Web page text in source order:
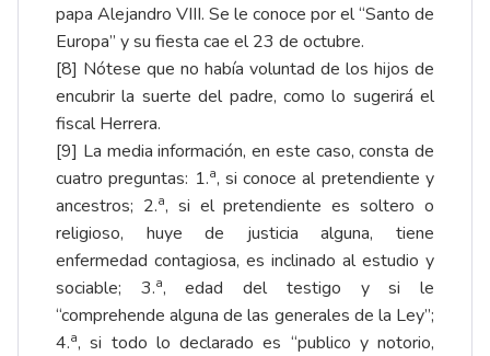
papa Alejandro VIII. Se le conoce por el “Santo de
Europa” y su fiesta cae el 23 de octubre.
[8] Nótese que no había voluntad de los hijos de
encubrir la suerte del padre, como lo sugerirá el
fiscal Herrera.
[9] La media información, en este caso, consta de
cuatro preguntas: 1.a, si conoce al pretendiente y
ancestros; 2.a, si el pretendiente es soltero o
religioso, huye de justicia alguna, tiene
enfermedad contagiosa, es inclinado al estudio y
sociable; 3.a, edad del testigo y si le
“comprehende alguna de las generales de la Ley”;
4.a, si todo lo declarado es “publico y notorio,